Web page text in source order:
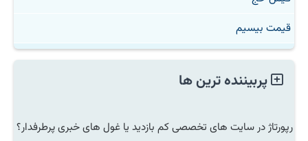
قیمت بیسیم
پربیننده ترین ها
رپورتاژ در سایت های تخصصی کم بازدید یا غول های خبری پرطرفدار؟